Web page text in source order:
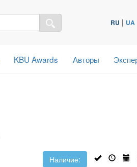
RU | UA
KBU Awards Авторы
Наличие: